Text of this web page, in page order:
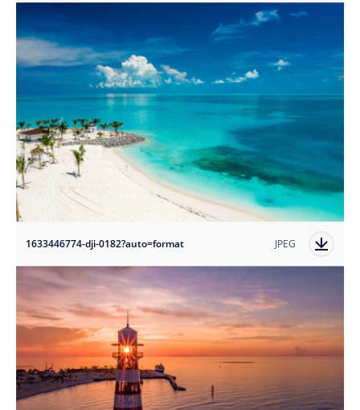
1633446774-dji-0182?auto=format JPEG